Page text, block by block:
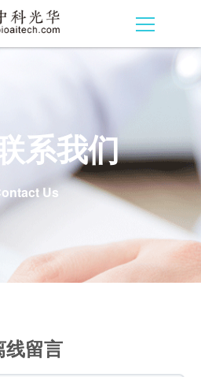
系我们
Us
线留言